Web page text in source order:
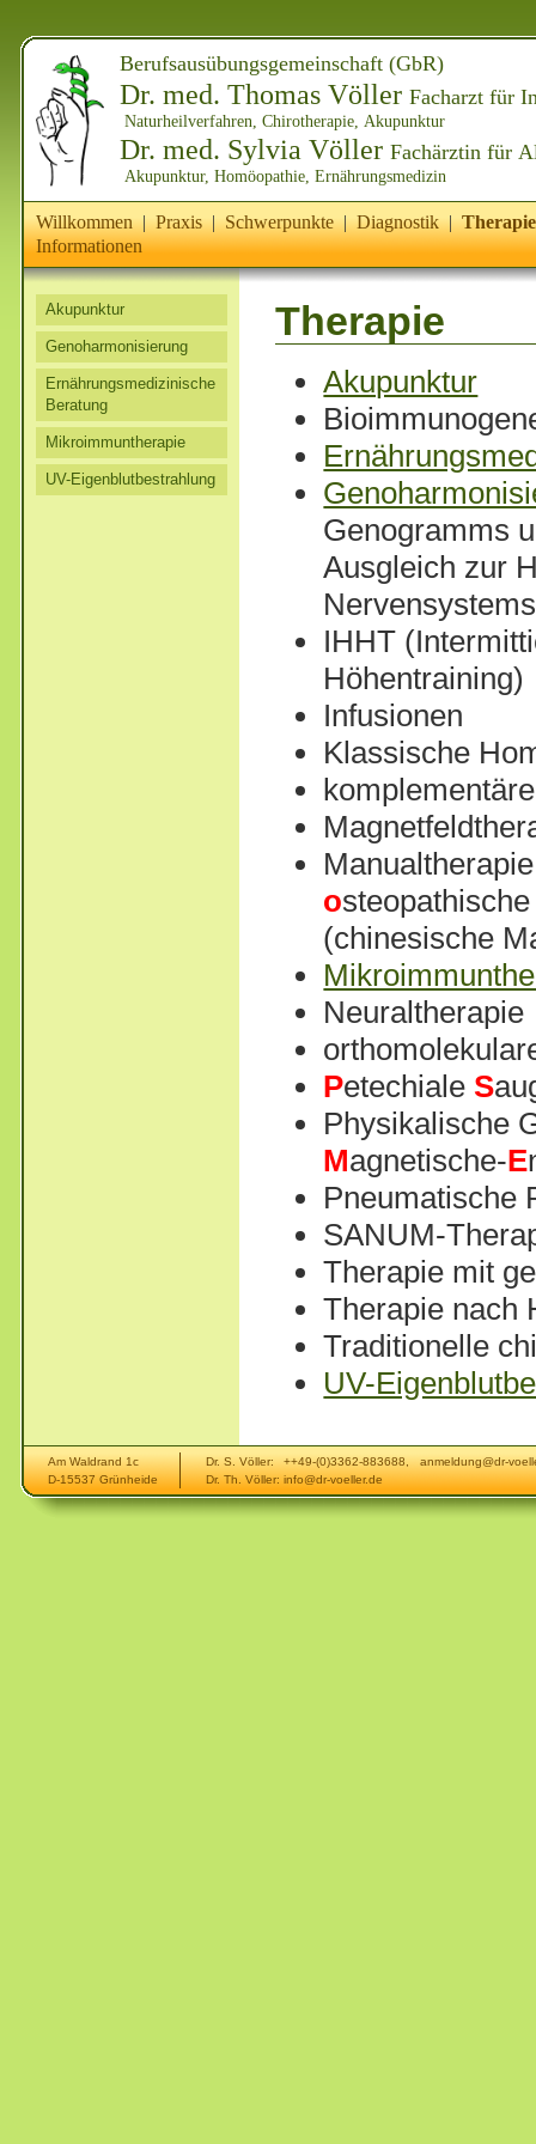
Berufsausübungsgemeinschaft (GbR)
Dr. med. Thomas Völler Facharzt für
Naturheilverfahren, Chirotherapie, Akupunktur
Dr. med. Sylvia Völler Fachärztin für
Akupunktur, Homöopathie, Ernährungsmedizin
Willkommen|Praxis|Schwerpunkte|Diagnostik|Therapie
Informationen
Akupunktur
Genoharmonisierung
Ernährungsmedizinische
Beratung
Mikroimmuntherapie
UV-Eigenblutbestrahlung
Therapie
Akupunktur
Genogramms
Ausgleich zur
IHHT
Höhentraining)
Infusionen
Klassische
o
(chinesische
Neuraltherapie
Petechiale S
Physikalische
Magnetische-E
Pneumatische
SANUM-
Therapie mit
Therapie nach
Traditionelle
UV-
Am Waldrand 1c Dr. S. Völler: ++49-(0)3362-883688, anmeldung@dr-
D-15537 Grünheide
Dr. Th. Völler:info@dr-voeller.de